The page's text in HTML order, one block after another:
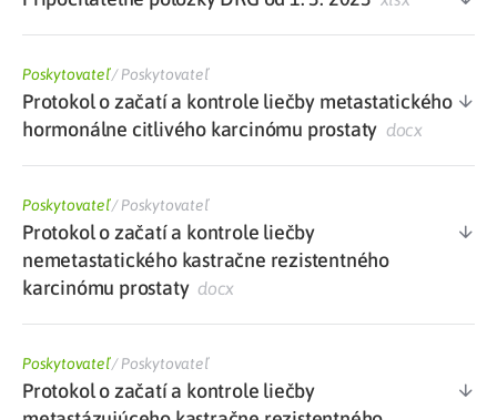
Poskytovateľ/Poskytovateľ
Protokol o začatí a kontrole liečby metastatického
hormonálne citlivého karcinómu prostaty docx
Poskytovateľ/Poskytovateľ
Protokol o začatí a kontrole liečby
nemetastatického kastračne rezistentného
karcinómu prostatydocx
Poskytovateľ/Poskytovateľ
Protokol o začatí a kontrole liečby